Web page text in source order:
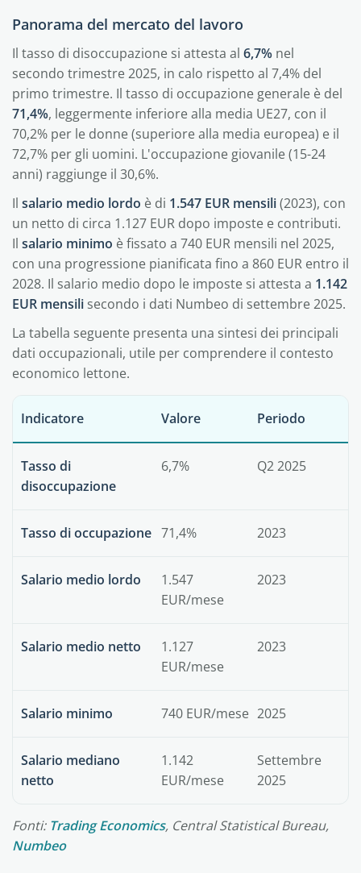
Panorama del mercato del lavoro
Il tasso di disoccupazione si attesta al 6,7% nel
secondo trimestre 2025, in calo rispetto al 7,4% del
primo trimestre. Il tasso di occupazione generale è del
71,4%, leggermente inferiore alla media UE27, con il
70,2% per le donne (superiore alla media europea) e il
72,7% per gli uomini. L'occupazione giovanile (15-24
anni) raggiunge il 30,6%.
Il salario medio lordo è di 1.547 EUR mensili(2023), con
un netto di circa 1.127 EUR dopo imposte e contributi.
Il salario minimo è fissato a 740 EUR mensili nel 2025,
con una progressione pianificata fino a 860 EUR entro il
2028. Il salario medio dopo le imposte si attesta a 1.142
EUR mensili secondo i dati Numbeo di settembre 2025.
La tabella seguente presenta una sintesi dei principali
dati occupazionali, utile per comprendere il contesto
economico lettone.
Indicatore Valore Periodo
Tasso di
disoccupazione
6,7% Q2 2025
Tasso di occupazione 71,4% 2023
Salario medio lordo
1.547
EUR/mese
2023
Salario medio netto
1.127
EUR/mese
2023
Salario minimo 740 EUR/mese 2025
Salario mediano
netto
1.142
EUR/mese
Settembre
2025
Fonti: Trading Economics, Central Statistical Bureau,
Numbeo